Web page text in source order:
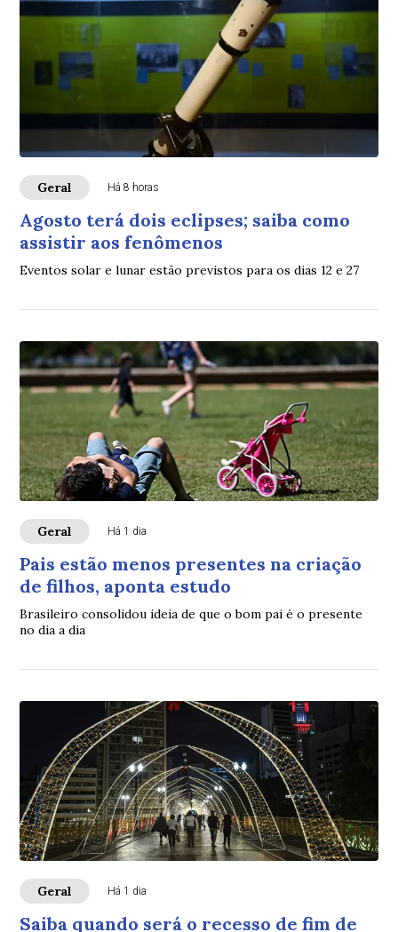
Geral Há 8 horas
Agosto terá dois eclipses; saiba como
assistir aos fenômenos
Eventos solar e lunar estão previstos para os dias 12 e 27
Geral Há 1 dia
Pais estão menos presentes na criação
de filhos, aponta estudo
Brasileiro consolidou ideia de que o bom pai é o presente
no dia a dia
Geral Há 1 dia
Saiba quando será o recesso de fim de